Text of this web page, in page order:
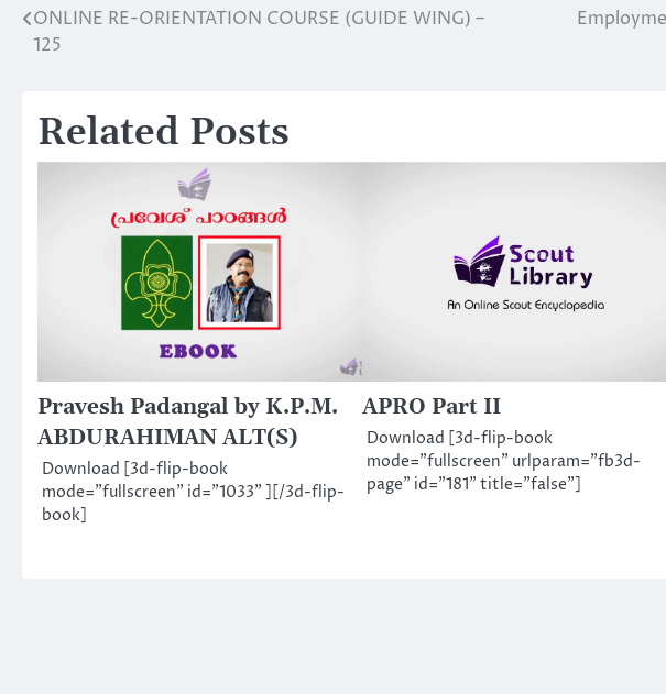
Post
ONLINE RE-ORIENTATION COURSE (GUIDE WING) –
125
Related Posts
Pravesh Padangal by K.P.M.
ABDURAHIMAN ALT(S)
Download [3d-flip-book
mode="fullscreen" id="1033" ][/3d-flip-
book]
APRO Part II
Download [3d-flip-book
mode="fullscreen" urlparam="fb3d-
page" id="181" title="false"]